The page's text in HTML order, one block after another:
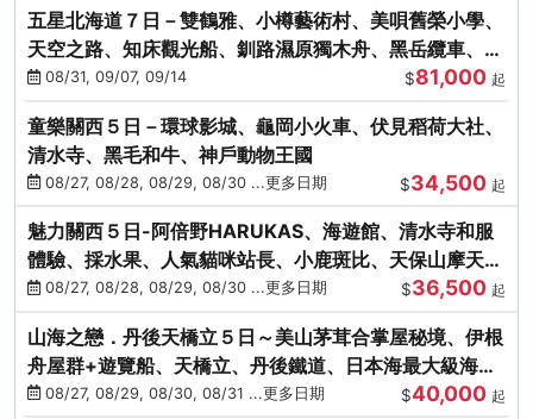
五星北海道７日－雙鶴雅、小樽藝術村、美唄舊榮小學、
天空之路、知床觀光船、釧路濕原獨木舟、黑岳纜車、流
冰硝子館DIY玻璃杯
08/31, 09/07, 09/14 $81,000 起
童樂關西５日－環球影城、龜岡小火車、伏見稻荷大社、
清水寺、黑毛和牛、神戶動物王國
08/27, 08/28, 08/29, 08/30 ...更多日期 $34,500 起
魅力關西５日-阿倍野HARUKAS、海遊館、清水寺和服
體驗、採水果、人氣貓咪站長、小鹿斑比、天保山摩天
輪、水上巴士
08/27, 08/28, 08/29, 08/30 ...更多日期 $36,500 起
山海之戀．丹後天橋立５日～美山茅茸合掌屋秘境、伊根
舟屋群+遊覽船、天橋立、丹後鐵道、日本海最大級海鮮
市場08/27, 08/29, 08/30, 08/31 ...更多日期 $40,000 起